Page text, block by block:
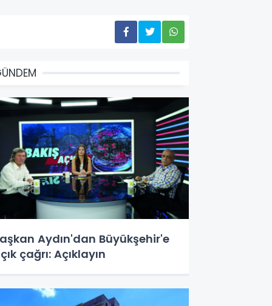
Aydın'dan Büyükşehir'e
çağrı: Açıklayın